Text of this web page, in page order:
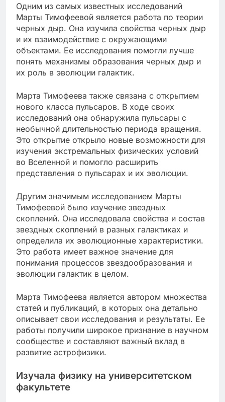
Одним из самых известных исследований
Марты Тимофеевой является работа по теории
черных дыр. Она изучила свойства черных дыр
и их взаимодействие с окружающими
объектами. Ее исследования помогли лучше
понять механизмы образования черных дыр и
их роль в эволюции галактик.
Марта Тимофеева также связана с открытием
нового класса пульсаров. В ходе своих
исследований она обнаружила пульсары с
необычной длительностью периода вращения.
Это открытие открыло новые возможности для
изучения экстремальных физических условий
во Вселенной и помогло расширить
представления о пульсарах и их эволюции.
Другим значимым исследованием Марты
Тимофеевой было изучение звездных
скоплений. Она исследовала свойства и состав
звездных скоплений в разных галактиках и
определила их эволюционные характеристики.
Это работа имеет важное значение для
понимания процессов звездообразования и
эволюции галактик в целом.
Марта Тимофеева является автором множества
статей и публикаций, в которых она детально
описывает свои исследования и результаты. Ее
работы получили широкое признание в научном
сообществе и составляют важный вклад в
развитие астрофизики.
Изучала физику на университетском
факультете